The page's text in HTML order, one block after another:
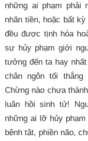
những ai phạm phải
nhãn tiền, hoặc bất
đều được tịnh hóa
sự hủy phạm giới
tưởng đến ta hay
chân ngôn tối
Chừng nào chưa
luân hồi sinh tử!
những ai lỡ hủy
bệnh tật, phiền não,